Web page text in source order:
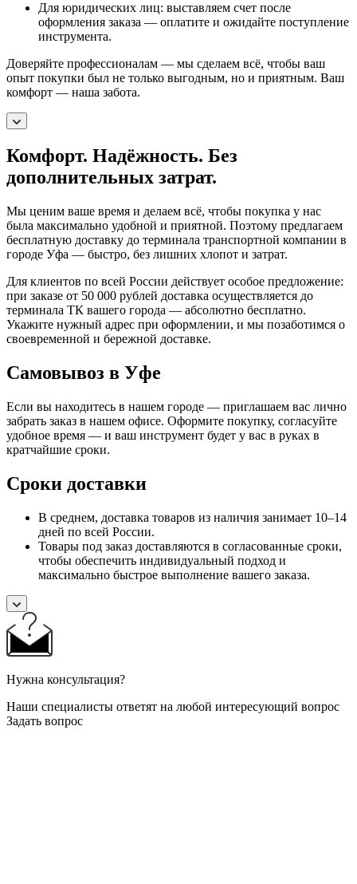
Для юридических лиц: выставляем счет после
оформления заказа — оплатите и ожидайте поступление
инструмента.
Доверяйте профессионалам — мы сделаем всё, чтобы ваш
опыт покупки был не только выгодным, но и приятным. Ваш
комфорт — наша забота.
Комфорт. Надёжность. Без
дополнительных затрат.
Мы ценим ваше время и делаем всё, чтобы покупка у нас
была максимально удобной и приятной. Поэтому предлагаем
бесплатную доставку до терминала транспортной компании в
городе Уфа — быстро, без лишних хлопот и затрат.
Для клиентов по всей России действует особое предложение:
при заказе от 50 000 рублей доставка осуществляется до
терминала ТК вашего города — абсолютно бесплатно.
Укажите нужный адрес при оформлении, и мы позаботимся о
своевременной и бережной доставке.
Самовывоз в Уфе
Если вы находитесь в нашем городе — приглашаем вас лично
забрать заказ в нашем офисе. Оформите покупку, согласуйте
удобное время — и ваш инструмент будет у вас в руках в
кратчайшие сроки.
Сроки доставки
В среднем, доставка товаров из наличия занимает 10–14
дней по всей России.
Товары под заказ доставляются в согласованные сроки,
чтобы обеспечить индивидуальный подход и
максимально быстрое выполнение вашего заказа.
Нужна консультация?
Наши специалисты ответят на любой интересующий вопрос
Задать вопрос